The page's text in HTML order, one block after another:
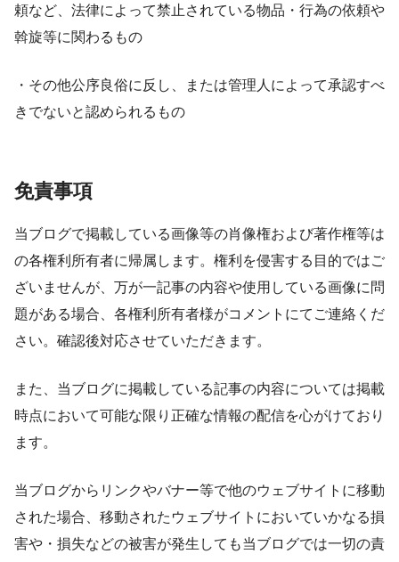
頼など、法律によって禁止されている物品・行為の依頼や
斡旋等に関わるもの
・その他公序良俗に反し、または管理人によって承認すべ
きでないと認められるもの
免責事項
当ブログで掲載している画像等の肖像権および著作権等は
の各権利所有者に帰属します。権利を侵害する目的ではご
ざいませんが、万が一記事の内容や使用している画像に問
題がある場合、各権利所有者様がコメントにてご連絡くだ
さい。確認後対応させていただきます。
また、当ブログに掲載している記事の内容については掲載
時点において可能な限り正確な情報の配信を心がけており
ます。
当ブログからリンクやバナー等で他のウェブサイトに移動
された場合、移動されたウェブサイトにおいていかなる損
害や・損失などの被害が発生しても当ブログでは一切の責